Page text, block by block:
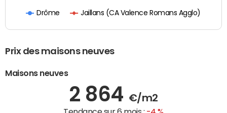
Drôme Jaillans (CA Valence Romans Agglo)
Prix des maisons neuves
Maisons neuves
2 864 €/m2